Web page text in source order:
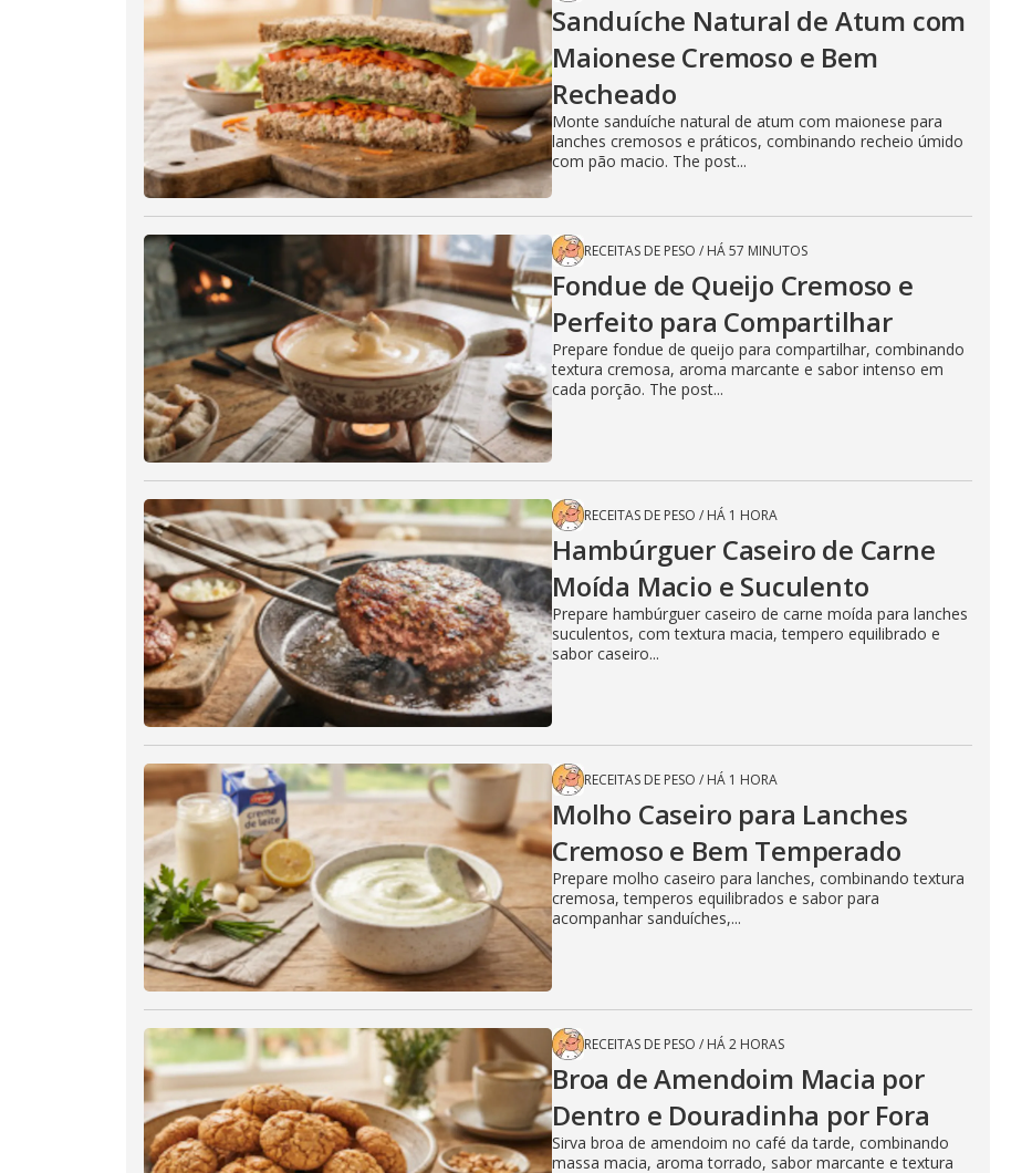
Sanduíche Natural de Atum com
Maionese Cremoso e Bem
Recheado
Monte sanduíche natural de atum com maionese para
lanches cremosos e práticos, combinando recheio úmido
com pão macio. The post...
RECEITAS DE PESO / HÁ 57 MINUTOS
Fondue de Queijo Cremoso e
Perfeito para Compartilhar
Prepare fondue de queijo para compartilhar, combinando
textura cremosa, aroma marcante e sabor intenso em
cada porção. The post...
RECEITAS DE PESO / HÁ 1 HORA
Hambúrguer Caseiro de Carne
Moída Macio e Suculento
Prepare hambúrguer caseiro de carne moída para lanches
suculentos, com textura macia, tempero equilibrado e
sabor caseiro...
RECEITAS DE PESO / HÁ 1 HORA
Molho Caseiro para Lanches
Cremoso e Bem Temperado
Prepare molho caseiro para lanches, combinando textura
cremosa, temperos equilibrados e sabor para
acompanhar sanduíches,...
RECEITAS DE PESO / HÁ 2 HORAS
Broa de Amendoim Macia por
Dentro e Douradinha por Fora
Sirva broa de amendoim no café da tarde, combinando
massa macia, aroma torrado, sabor marcante e textura